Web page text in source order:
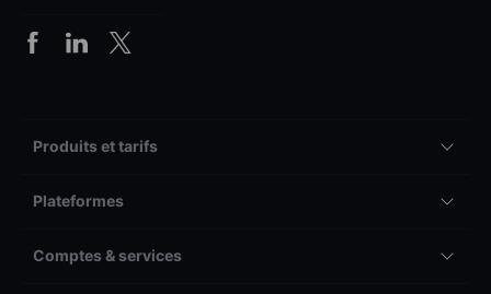
Produits et tarifs
Plateformes
Comptes & services